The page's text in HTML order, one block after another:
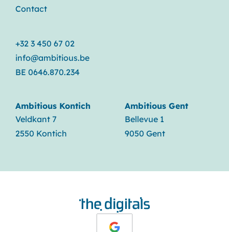
Contact
+32 3 450 67 02
info@ambitious.be
BE 0646.870.234
Ambitious Kontich
Veldkant 7
2550 Kontich
Ambitious Gent
Bellevue 1
9050 Gent